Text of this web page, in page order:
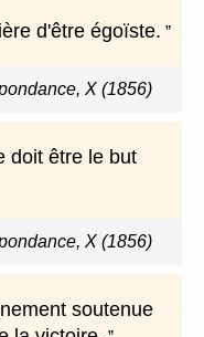
d'être égoïste.
X (1856)
doit être le but
X (1856)
soutenue